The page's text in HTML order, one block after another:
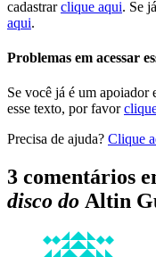
cadastrarclique aqui. Se
aqui.
Problemas em acessar
Se você já é um apoiador
esse texto, por favor
Precisa de ajuda? Clique
3 comentários
disco do Altin